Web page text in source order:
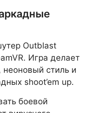
Outblast
Игра делает
неоновый стиль и
shoot’em up.
боевой